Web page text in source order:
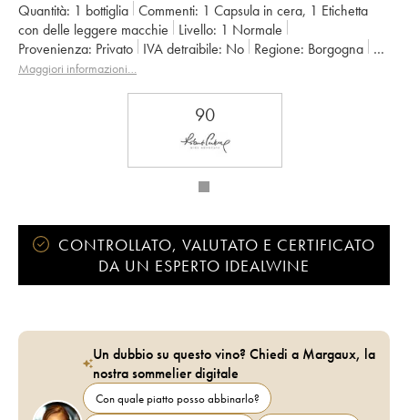
Quantità: 1 bottiglia Commenti: 1 Capsula in cera, 1 Etichetta
con delle leggere macchie
Livello: 1 Normale
Provenienza:
privato IVA detraibile: no Regione:
Borgogna
Denominazione: Rully
Maggiori informazioni…
90
CONTROLLATO, VALUTATO E CERTIFICATO
DA UN ESPERTO IDEALWINE
Un dubbio su questo vino? Chiedi a Margaux, la
nostra sommelier digitale
Con quale piatto posso abbinarlo?